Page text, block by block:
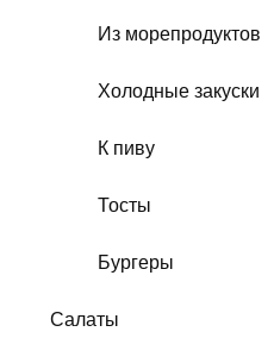
Из морепродуктов
Холодные закуски
К пиву
Тосты
Бургеры
Салаты